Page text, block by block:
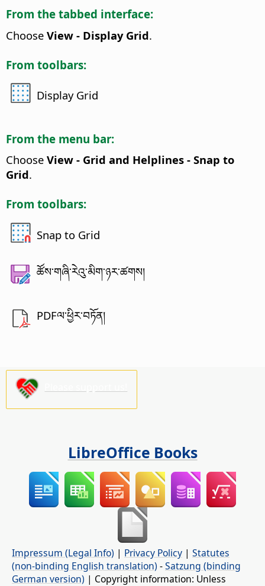
From the tabbed interface:
Choose View - Display Grid.
From toolbars:
Display Grid
From the menu bar:
Choose View - Grid and Helplines - Snap to
Grid.
From toolbars:
Snap to Grid
ཚོས་གཞི་རེའུ་མིག་ཉར་ཚགས།
PDFལ་ཕྱིར་བཏོན།
LibreOffice Books
Impressum (Legal Info) | Privacy Policy | Statutes
(non-binding English translation) -Satzung (binding
German version) | Copyright information: Unless